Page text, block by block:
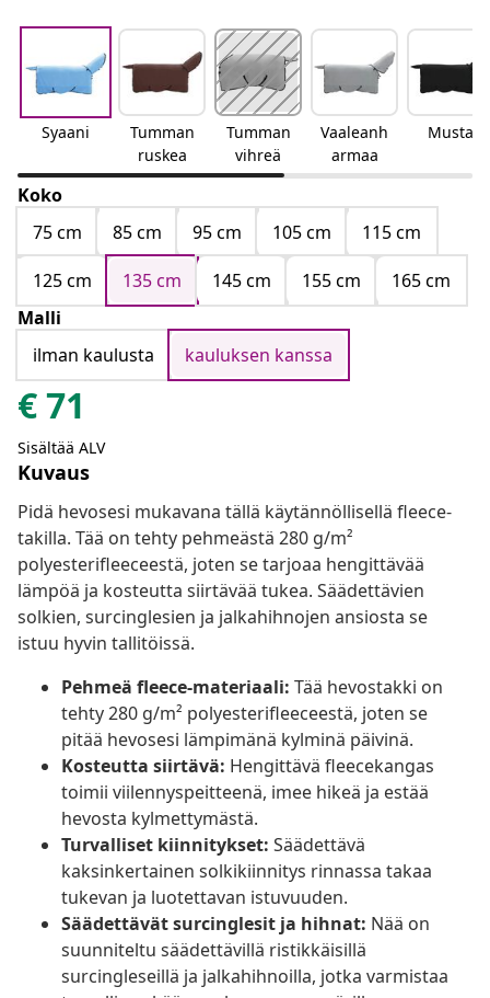
Syaani
Tumman
ruskea
Tumman
vihreä
Vaaleanh
armaa
Musta
Koko
75 cm
85 cm 95 cm 105 cm
115 cm
125 cm
135 cm 145 cm 155 cm
165 cm
Malli
ilman kaulusta
kauluksen kanssa
€71
Sisältää ALV
Kuvaus
Pidä hevosesi mukavana tällä käytännöllisellä fleece-
takilla. Tää on tehty pehmeästä 280 g/m²
polyesterifleeceestä, joten se tarjoaa hengittävää
lämpöä ja kosteutta siirtävää tukea. Säädettävien
solkien, surcinglesien ja jalkahihnojen ansiosta se
istuu hyvin tallitöissä.
Pehmeä fleece-materiaali: Tää hevostakki on
tehty 280 g/m² polyesterifleeceestä, joten se
pitää hevosesi lämpimänä kylminä päivinä.
Kosteutta siirtävä: Hengittävä fleecekangas
toimii viilennyspeitteenä, imee hikeä ja estää
hevosta kylmettymästä.
Turvalliset kiinnitykset: Säädettävä
kaksinkertainen solkikiinnitys rinnassa takaa
tukevan ja luotettavan istuvuuden.
Säädettävät surcinglesit ja hihnat: Nää on
suunniteltu säädettävillä ristikkäisillä
surcingleseillä ja jalkahihnoilla, jotka varmistaa